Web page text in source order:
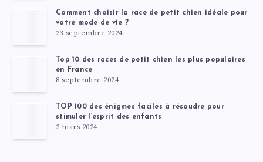
Comment choisir la race de petit chien idéale pour
votre mode de vie ?
23 septembre 2024
Top 10 des races de petit chien les plus populaires
en France
8 septembre 2024
TOP 100 des énigmes faciles à résoudre pour
stimuler l’esprit des enfants
2 mars 2024